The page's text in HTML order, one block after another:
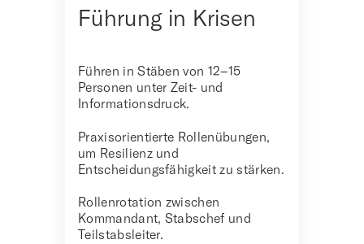
Führung in Krisen
Führen in Stäben von 12–15
Personen unter Zeit- und
Informationsdruck.
Praxisorientierte Rollenübungen,
um Resilienz und
Entscheidungsfähigkeit zu stärken.
Rollenrotation zwischen
Kommandant, Stabschef und
Teilstabsleiter.